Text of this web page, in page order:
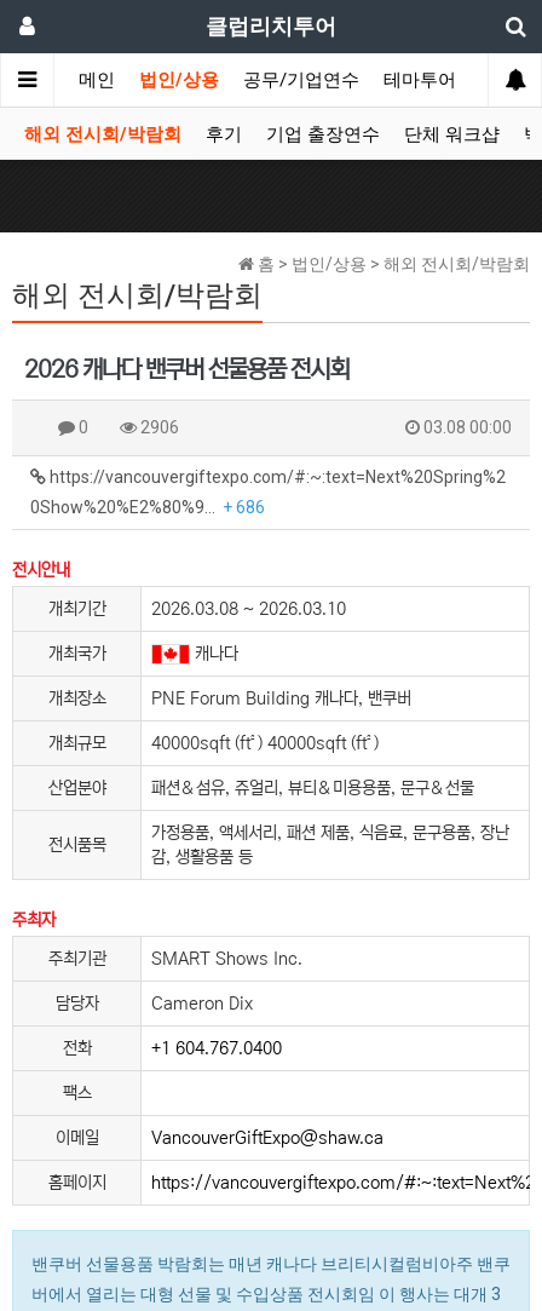
클럽리치투어
메인 법인/상용 공무/기업연수 테마투어 데이투
해외 전시회/박람회 후기 기업 출장연수 단체 워크샵
홈 > 법인/상용 > 해외 전시회/박람회
해외 전시회/박람회
2026 캐나다 밴쿠버 선물용품 전시회
0 2906 03.08 00:00
https://vancouvergiftexpo.com/#:~:text=Next%20Spring%2
0Show%20%E2%80%9… + 686
전시안내
개최기간
2026.03.08 ~ 2026.03.10
개최국가 캐나다
개최장소 PNE Forum Building 캐나다, 밴쿠버
개최규모 40000sqft (ft²) 40000sqft (ft²)
산업분야 패션＆섬유, 쥬얼리, 뷰티＆미용용품, 문구＆선물
전시품목
가정용품, 액세서리, 패션 제품, 식음료, 문구용품, 장난
감, 생활용품 등
주최자
주최기관
SMART Shows Inc.
담당자 Cameron Dix
전화 +1 604.767.0400
팩스
이메일 VancouverGiftExpo@shaw.ca
홈페이지 https://vancouvergiftexpo.com/
밴쿠버 선물용품 박람회는 매년 캐나다 브리티시컬럼비아주 밴쿠
버에서 열리는 대형 선물 및 수입상품 전시회임 이 행사는 대개 3